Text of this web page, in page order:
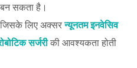
सकता है।
जिसके लिए अक्सरन्यूनतम इनवेसिव
सर्जरीकी आवश्यकता होती